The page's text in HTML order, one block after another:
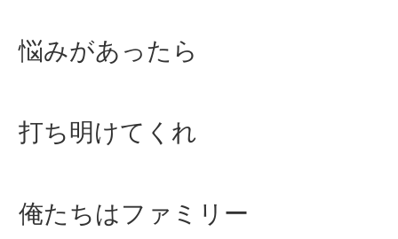
悩みがあったら
打ち明けてくれ
俺たちはファミリー